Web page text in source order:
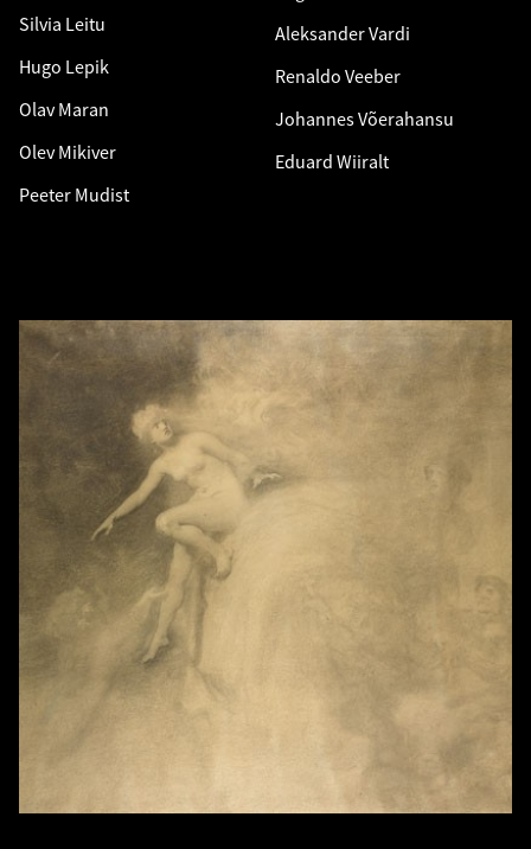
Silvia Leitu
Hugo Lepik
Olav Maran
Olev Mikiver
Peeter Mudist
Aleksander Vardi
Renaldo Veeber
Johannes Võerahansu
Eduard Wiiralt